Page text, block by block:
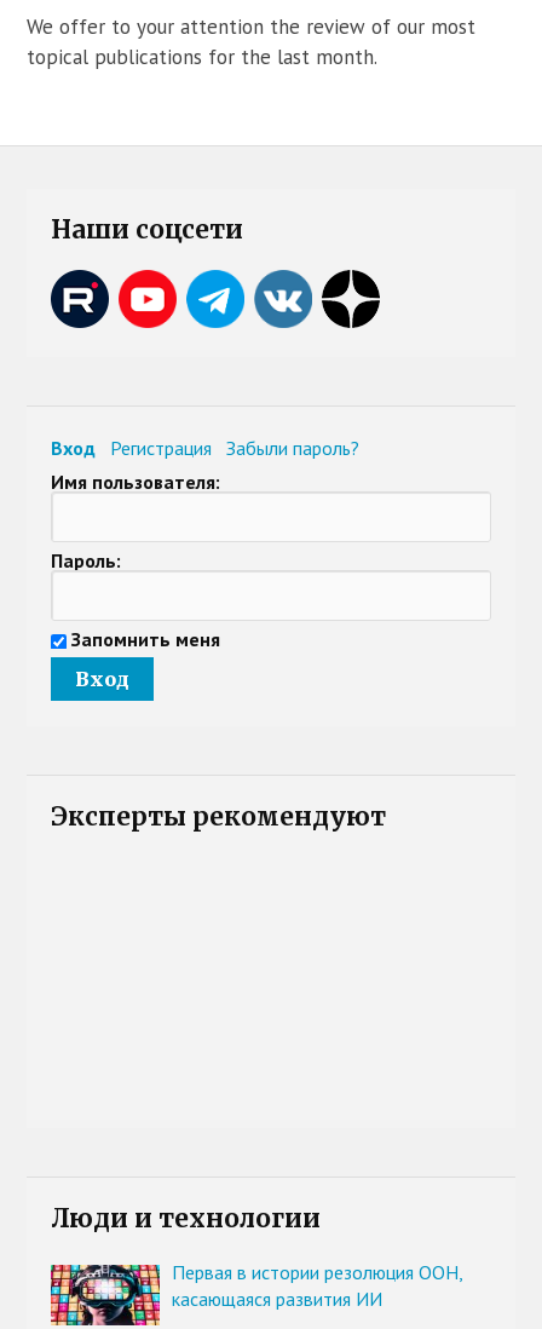
We offer to your attention the review of our most
topical publications for the last month.
Наши соцсети
Вход Регистрация
Забыли пароль?
Имя пользователя:
Пароль:
Запомнить меня
Эксперты рекомендуют
Люди и технологии
Первая в истории резолюция ООН,
касающаяся развития ИИ